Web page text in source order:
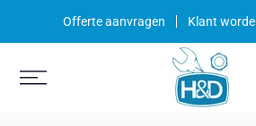
Offerte aanvragen Klant